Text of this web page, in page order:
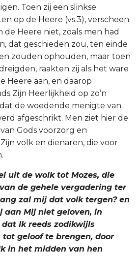
Toen zij een slinkse
op de Heere (vs.3), verscheen
de Heere niet, zoals men had
dat geschieden zou, ten einde
zouden ophouden, maar toen
raakten zij als het ware
Heere aan, en daarop
Zijn Heerlijkheid op zo’n
de woedende menigte van
afgeschrikt. Men ziet hier de
Gods voorzorg en
volk en dienaren, die voor
uit de wolk tot Mozes, die
de gehele vergadering ter
zal mij dat volk tergen? en
aan Mij niet geloven, in
Ik reeds zodikwijls
tot geloof te brengen, door
in het midden van hen